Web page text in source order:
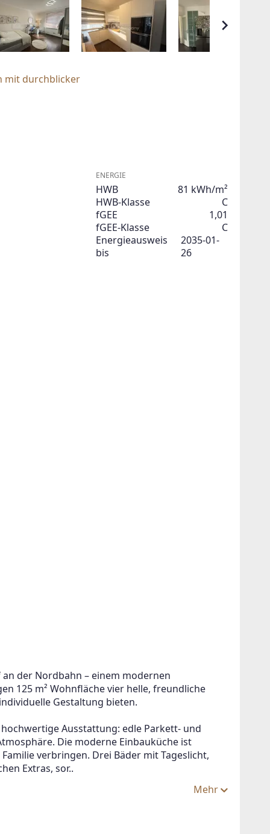
mit durchblicker
ENERGIE
HWB
81 kWh/m²
HWB-Klasse
C
fGEE
1,01
fGEE-Klasse
C
Energieausweis
bis
2035-01-
26
der Nordbahn – einem modernen
125 m² Wohnfläche vier helle, freundliche
Gestaltung bieten.
Ausstattung: edle Parkett- und
Die moderne Einbauküche ist
verbringen. Drei Bäder mit Tageslicht,
Extras, sor..
Mehr